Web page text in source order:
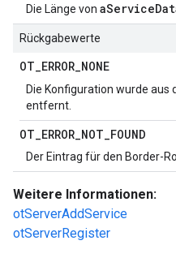
Die Länge von
Rückgabewerte
OT_ERROR_NONE
Die Konfiguration wurde
entfernt.
OT_ERROR_NOT_FOUND
Der Eintrag für den Border-
Weitere Informationen:
otServerAddService
otServerRegister